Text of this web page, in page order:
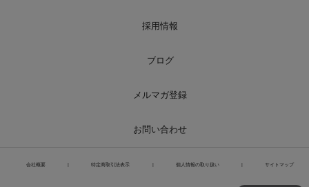
採用情報
ブログ
メルマガ登録
お問い合わせ
会社概要 特定商取引法表示 個人情報の取り扱い サイトマップ